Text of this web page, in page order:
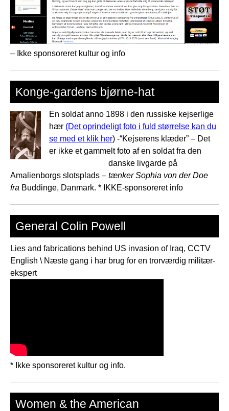
– Ikke sponsoreret kultur og info
Konge-gardens bjørne-hat
En soldat anno 1898 i den russiske kejserlige
hær (Det oprindeligt foto i fuld størrelse kan du
se med et klik her) -“Kejserens klæder” – Det
er ikke et gammelt foto af en soldat fra den
danske livgarde på
Amalienborgs slotsplads – tænker Sophia von der Doe
fra Buddinge, Danmark. * IKKE-sponsoreret info
General Colin Powell
Lies and fabrications behind US invasion of Iraq, CCTV
English \ Næste gang i har brug for en trorværdig militær-
ekspert
* Ikke sponsoreret kultur og info.
Women & the American